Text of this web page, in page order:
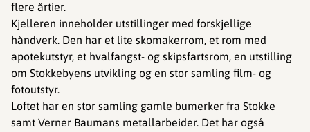
flere årtier.
Kjelleren inneholder utstillinger med forskjellige
håndverk. Den har et lite skomakerrom, et rom med
apotekutstyr, et hvalfangst- og skipsfartsrom, en utstilling
om Stokkebyens utvikling og en stor samling film- og
fotoutstyr.
Loftet har en stor samling gamle bumerker fra Stokke
samt Verner Baumans metallarbeider. Det har også